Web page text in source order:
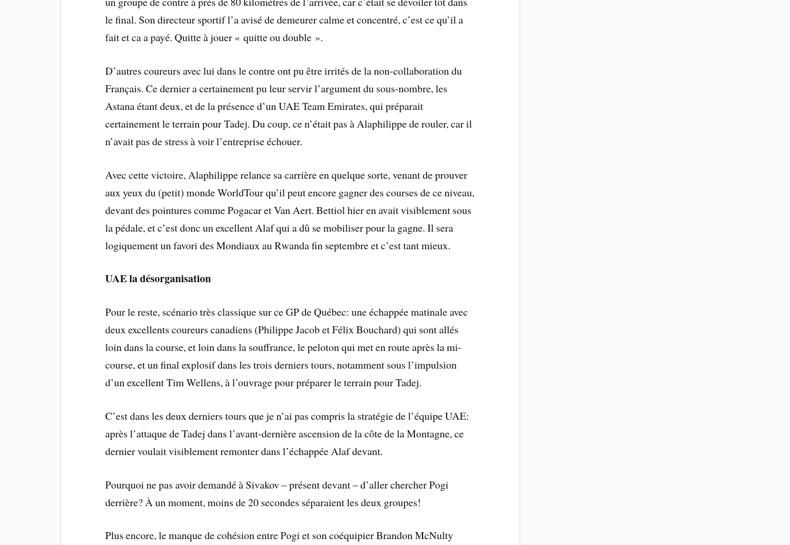
le final. Son directeur sportif l’a avisé de demeurer calme et concentré, c’est ce qu’il a
fait et ca a payé. Quitte à jouer « quitte ou double ».
D’autres coureurs avec lui dans le contre ont pu être irrités de la non-collaboration du
Français. Ce dernier a certainement pu leur servir l’argument du sous-nombre, les
Astana étant deux, et de la présence d’un UAE Team Emirates, qui préparait
certainement le terrain pour Tadej. Du coup, ce n’était pas à Alaphilippe de rouler, car il
n’avait pas de stress à voir l’entreprise échouer.
Avec cette victoire, Alaphilippe relance sa carrière en quelque sorte, venant de prouver
aux yeux du (petit) monde WorldTour qu’il peut encore gagner des courses de ce niveau,
devant des pointures comme Pogacar et Van Aert. Bettiol hier en avait visiblement sous
la pédale, et c’est donc un excellent Alaf qui a dû se mobiliser pour la gagne. Il sera
logiquement un favori des Mondiaux au Rwanda fin septembre et c’est tant mieux.
UAE la désorganisation
Pour le reste, scénario très classique sur ce GP de Québec: une échappée matinale avec
deux excellents coureurs canadiens (Philippe Jacob et Félix Bouchard) qui sont allés
loin dans la course, et loin dans la souffrance, le peloton qui met en route après la mi-
course, et un final explosif dans les trois derniers tours, notamment sous l’impulsion
d’un excellent Tim Wellens, à l’ouvrage pour préparer le terrain pour Tadej.
C’est dans les deux derniers tours que je n’ai pas compris la stratégie de l’équipe UAE:
après l’attaque de Tadej dans l’avant-dernière ascension de la côte de la Montagne, ce
dernier voulait visiblement remonter dans l’échappée Alaf devant.
Pourquoi ne pas avoir demandé à Sivakov – présent devant – d’aller chercher Pogi
derrière? À un moment, moins de 20 secondes séparaient les deux groupes!
Plus encore, le manque de cohésion entre Pogi et son coéquipier Brandon McNulty